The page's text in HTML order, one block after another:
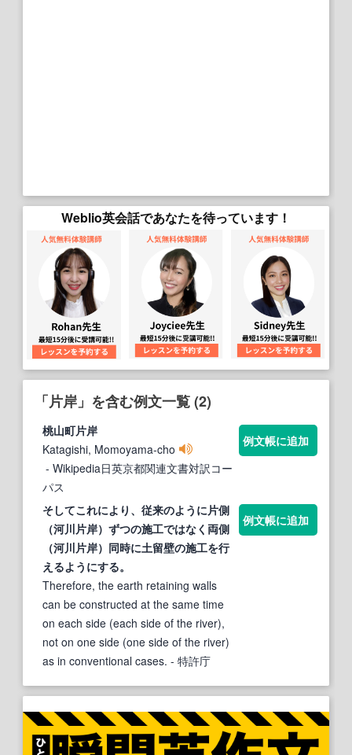
Weblio英会話であなたを待っています！
「片岸」を含む例文一覧 (2)
桃山町片岸
Katagishi, Momoyama-cho
- Wikipedia日英京都関連文書対訳コー
パス
例文帳に追加
そしてこれにより、従来のように片側
（河川片岸）ずつの施工ではなく両側
（河川片岸）同時に土留壁の施工を行
えるようにする。
Therefore, the earth retaining walls
can be constructed at the same time
on each side (each side of the river),
not on one side (one side of the river)
as in conventional cases. - 特許庁
例文帳に追加